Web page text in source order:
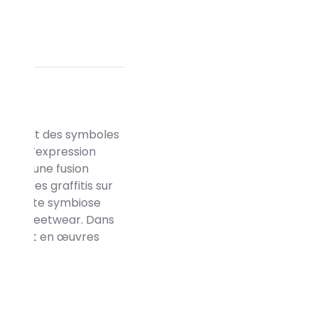
sont des symboles
d’expression
à une fusion
Des graffitis sur
cette symbiose
streetwear. Dans
en œuvres